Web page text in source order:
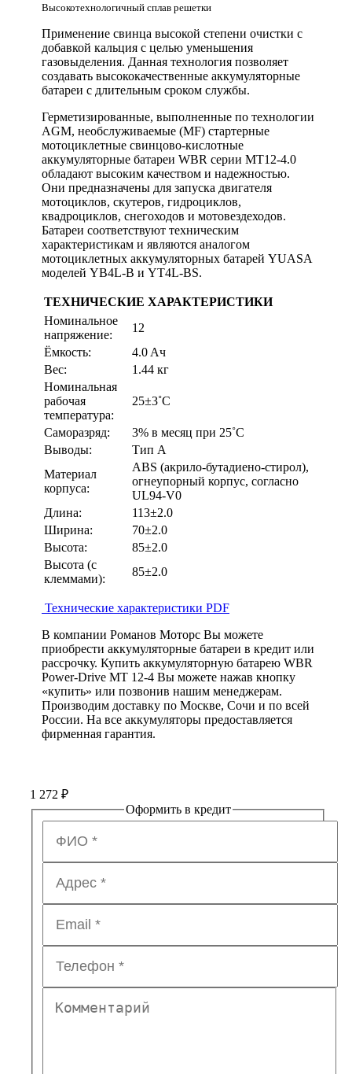
Высокотехнологичный сплав решетки
Применение свинца высокой степени очистки с
добавкой кальция с целью уменьшения
газовыделения. Данная технология позволяет
создавать высококачественные аккумуляторные
батареи с длительным сроком службы.
Герметизированные, выполненные по технологии
AGM, необслуживаемые (MF) стартерные
мотоциклетные свинцово-кислотные
аккумуляторные батареи WBR серии МТ12-4.0
обладают высоким качеством и надежностью.
Они предназначены для запуска двигателя
мотоциклов, скутеров, гидроциклов,
квадроциклов, снегоходов и мотовездеходов.
Батареи соответствуют техническим
характеристикам и являются аналогом
мотоциклетных аккумуляторных батарей YUASA
моделей YB4L-B и YT4L-BS.
ТЕХНИЧЕСКИЕ ХАРАКТЕРИСТИКИ
Номинальное
напряжение:
12
Ёмкость:
4.0 Aч
Вес:
1.44 кг
Номинальная
рабочая
температура:
25±3˚С
Саморазряд:
3% в месяц при 25˚С
Выводы:
Тип A
Материал
корпуса:
ABS (акрило-бутадиено-стирол),
огнеупорный корпус, согласно
UL94-V0
Длина:
113±2.0
Ширина:
70±2.0
Высота:
85±2.0
Высота (с
клеммами):
85±2.0
Технические характеристики PDF
В компании Романов Моторс Вы можете
приобрести аккумуляторные батареи в кредит или
рассрочку. Купить аккумуляторную батарею WBR
Power-Drive MT 12-4 Вы можете нажав кнопку
«купить» или позвонив нашим менеджерам.
Производим доставку по Москве, Сочи и по всей
России. На все аккумуляторы предоставляется
фирменная гарантия.
1 272 ₽
Оформить в кредит